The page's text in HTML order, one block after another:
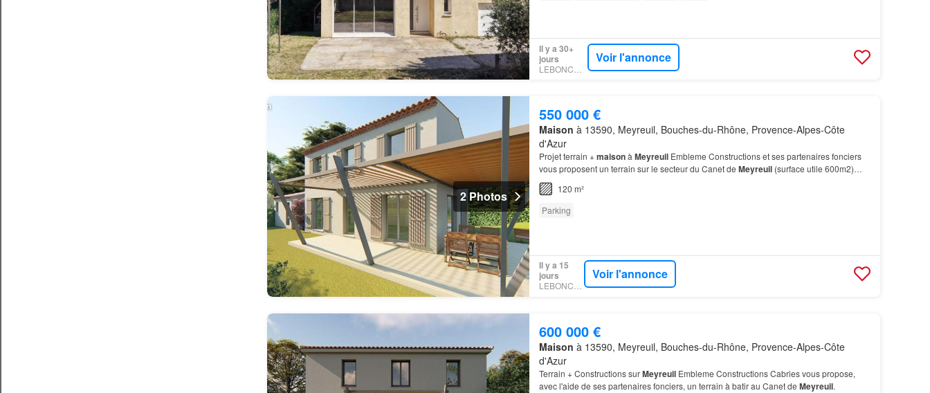
Il y a 30+
jours
Voir l'annonce
2 Photos
550 000 €
Maison à 13590, Meyreuil, Bouches-du-Rhône, Provence-Alpes-Côte
d'Azur
Projet terrain +maisonà MeyreuilEmbleme Constructions et ses partenaires fonciers
vous proposent un terrain sur le secteur du Canet de Meyreuil(surface utile 600m2)
avec un permis accépté d'une Bastide d'envion 120m2 + so…
120 m²
Parking
Il y a 15
jours
Voir l'annonce
600 000 €
Maison à 13590, Meyreuil, Bouches-du-Rhône, Provence-Alpes-Côte
d'Azur
Terrain + Constructions surMeyreuilEmbleme Constructions Cabries vous propose,
avec l'aide de ses partenaires fonciers, un terrain à batir au Canet de Meyreuil.